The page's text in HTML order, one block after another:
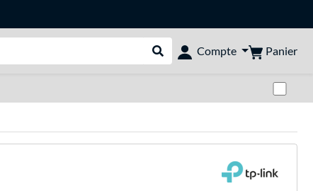
Rechercher dans le shop
Compte Panier